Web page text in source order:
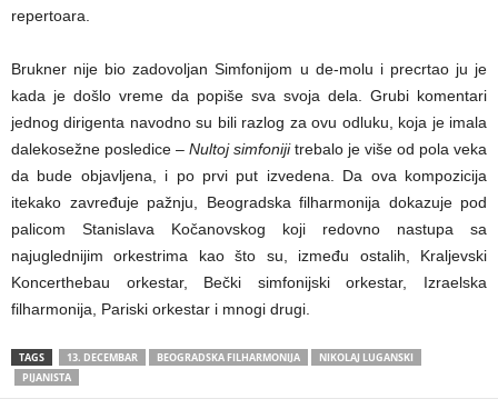
repertoara.
Brukner nije bio zadovoljan Simfonijom u de-molu i precrtao ju je
kada je došlo vreme da popiše sva svoja dela. Grubi komentari
jednog dirigenta navodno su bili razlog za ovu odluku, koja je imala
dalekosežne posledice – Nultoj simfonijitrebalo je više od pola veka
da bude objavljena, i po prvi put izvedena. Da ova kompozicija
itekako zavređuje pažnju, Beogradska filharmonija dokazuje pod
palicom Stanislava Kočanovskog koji redovno nastupa sa
najuglednijim orkestrima kao što su, između ostalih, Kralјevski
Koncerthebau orkestar, Bečki simfonijski orkestar, Izraelska
filharmonija, Pariski orkestar i mnogi drugi.
TAGS 13. DECEMBAR BEOGRADSKA FILHARMONIJA
NIKOLAJ LUGANSKI
PIJANISTA